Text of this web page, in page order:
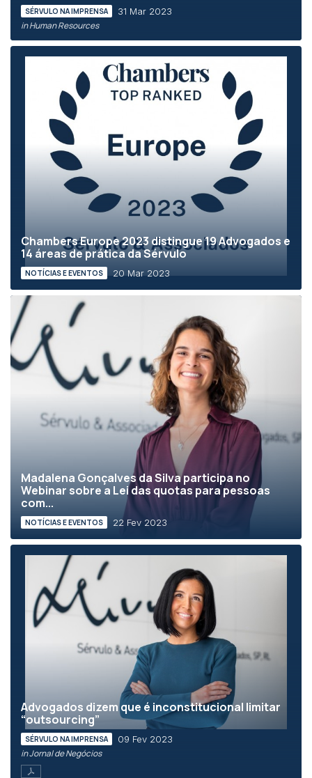
SÉRVULO NA IMPRENSA 31 Mar 2023
in Human Resources
Chambers Europe 2023 distingue 19 Advogados e
14 áreas de prática da Sérvulo
NOTÍCIAS E EVENTOS 20 Mar 2023
Madalena Gonçalves da Silva participa no
Webinar sobre a Lei das quotas para pessoas
com...
NOTÍCIAS E EVENTOS 22 Fev 2023
Advogados dizem que é inconstitucional limitar
“outsourcing”
SÉRVULO NA IMPRENSA 09 Fev 2023
in Jornal de Negócios